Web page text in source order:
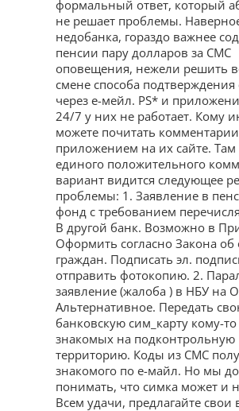
формальный ответ, который
не решает проблемы.
недобанка, гораздо важнее
пенсии пару долларов за СМС
оповещения, нежели решить
смене способа
через е-мейл. PS* и
24/7 у них не работает. Кому
можете почитать
приложением на их сайте. Там
единого положительного
вариант видится следующее
проблемы: 1. Заявление в
фонд с требованием
В другой банк. Возможно в
Оформить согласно Закона
граждан. Подписать эл.
отправить фотокопию. 2.
заявление (жалоба ) в НБУ на
Альтернативное. Передать
банковскую сим_карту кому-
знакомых на подконтрольную
территорию. Коды из СМС
знакомого по е-майл. Но мы
понимать, что симка может и
Всем удачи, предлагайте свои